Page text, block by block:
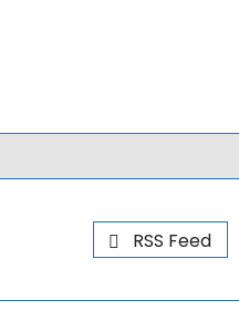
RSS Feed